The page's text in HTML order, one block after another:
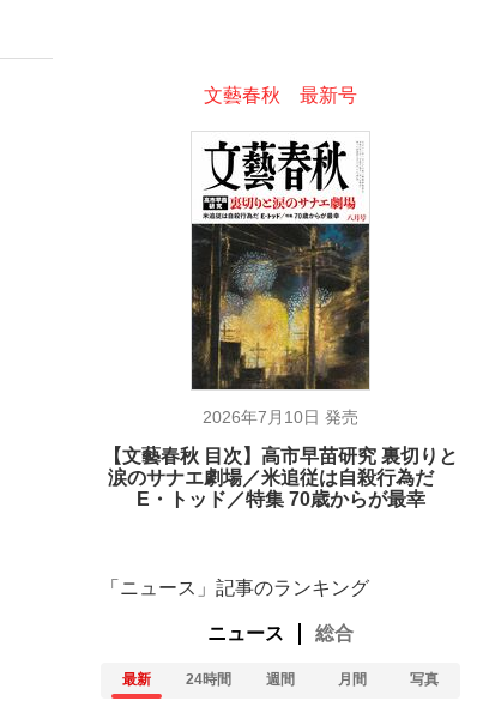
文藝春秋 最新号
2026年7月10日 発売
【文藝春秋 目次】高市早苗研究 裏切りと
涙のサナエ劇場／米追従は自殺行為だ
E・トッド／特集 70歳からが最幸
「ニュース」記事のランキング
ニュース 総合
最新 24時間 週間 月間 写真